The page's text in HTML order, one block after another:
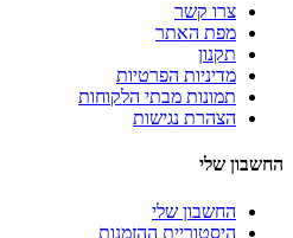
צרו קשר
מפת האתר
תקנון
מדיניות הפרטיות
תמונות מבתי הלקוחות
הצהרת נגישות
החשבון שלי
החשבון שלי
היסטוריית ההזמנות